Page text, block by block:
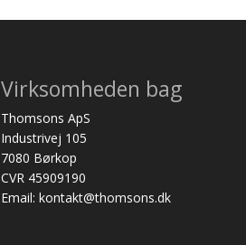
Virksomheden bag
Thomsons ApS
Industrivej 105
7080 Børkop
CVR 45909190
Email: kontakt@thomsons.dk